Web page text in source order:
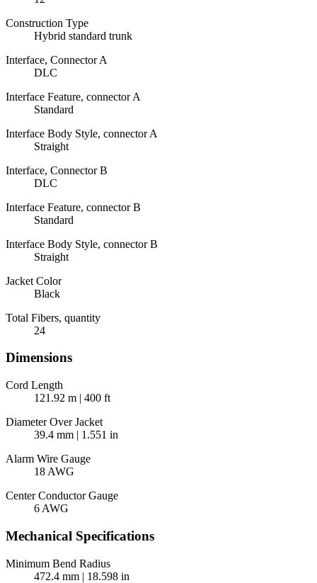
Construction Type
Hybrid standard trunk
Interface, Connector A
DLC
Interface Feature, connector A
Standard
Interface Body Style, connector A
Straight
Interface, Connector B
DLC
Interface Feature, connector B
Standard
Interface Body Style, connector B
Straight
Jacket Color
Black
Total Fibers, quantity
24
Dimensions
Cord Length
121.92 m | 400 ft
Diameter Over Jacket
39.4 mm | 1.551 in
Alarm Wire Gauge
18 AWG
Center Conductor Gauge
6 AWG
Mechanical Specifications
Minimum Bend Radius
472.4 mm | 18.598 in